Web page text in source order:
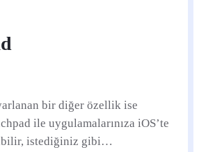
bir diğer özellik ise
ile uygulamalarınıza iOS’te
istediğiniz gibi